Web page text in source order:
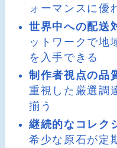
ォーマンスに優
世界中への配送
ットワークで地
を入手できる
制作者視点の品
重視した厳選調
揃う
継続的なコレク
希少な原石が定